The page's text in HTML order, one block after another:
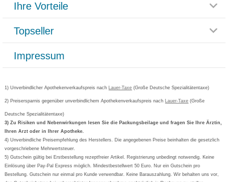
Häufig gestellte Fragen
Datenschutz
AGB
Cookie-Einstellungen
Vertrag widerrufen
Rücksendemöglichkeit
Paketlieferstatus
Versandkosten
Bestellschein ausfüllen
Newsletteranmeldung
Ihre Vorteile
Rezeptlieferung
Bonusprogramm
Gutschein und Rabatte
Kundenbewertung
Topseller
Grippostad
Bepanthen
Formoline
Wick
Eucerin
Basica
Impressum
1) Unverbindlicher Apothekenverkaufspreis nach Lauer-Taxe (Große Deutsche Spezialitätentaxe)
2) Preisersparnis gegenüber unverbindlichem Apothekenverkaufspreis nach Lauer-Taxe (Große
Deutsche Spezialitätentaxe)
3) Zu Risiken und Nebenwirkungen lesen Sie die Packungsbeilage und fragen Sie Ihre Ärztin,
Ihren Arzt oder in Ihrer Apotheke.
4) Unverbindliche Preisempfehlung des Herstellers. Die angegebenen Preise beinhalten die gesetzlich
vorgeschriebene Mehrwertsteuer.
5) Gutschein gültig bei Erstbestellung rezeptfreier Artikel. Registrierung unbedingt notwendig. Keine
Einlösung über Pay-Pal Express möglich. Mindestbestellwert 50 Euro. Nur ein Gutschein pro
Bestellung. Gutschein nur einmal pro Kunde verwendbar. Keine Barauszahlung. Wir behalten uns vor,